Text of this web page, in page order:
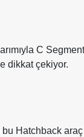
C Segment
dikkat çekiyor.
Hatchback